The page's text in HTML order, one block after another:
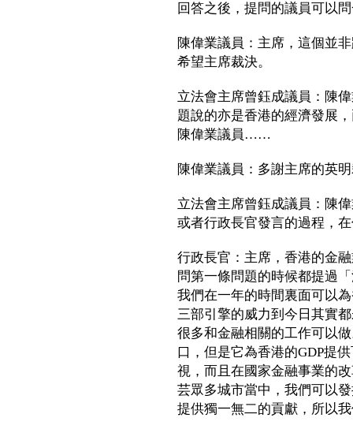
回答之後，提問的議員可以
陳偉業議員：主席，這個並
希望主席裁決。
立法會主席曾鈺成議員：陳
題說的亦是香港的經濟發展
陳偉業議員……
陳偉業議員：多謝主席的英
立法會主席曾鈺成議員：陳
或者行政長官發言的過程，
行政長官：主席，香港的金
問第一條問題的時候都提過
我們在一年的時間裏面可以
三部引擎的威力到今日其實
很多和金融相關的工作可以
口，但是它為香港的GDP提
視，而且在國家金融事業的
芸眾多城市當中，我們可以
提供獨一無二的貢獻，所以